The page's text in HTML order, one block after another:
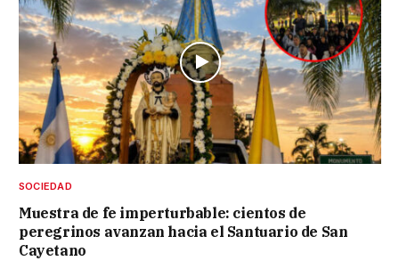
SOCIEDAD
Muestra de fe imperturbable: cientos de
peregrinos avanzan hacia el Santuario de San
Cayetano